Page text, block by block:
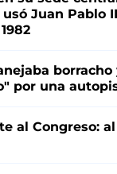
Juan Pablo
borracho
por una
al Congreso: al